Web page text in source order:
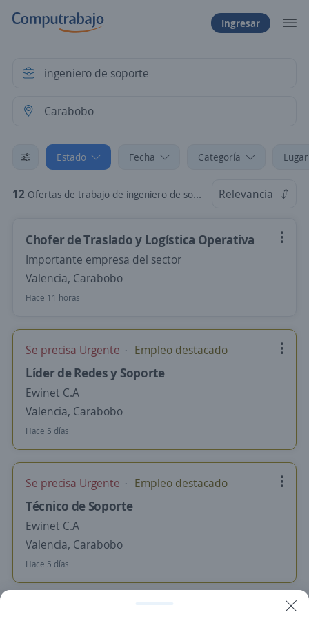
Ingresar
Estado Fecha Categoría
12 Ofertas de trabajo de ingeniero de soporte en Carabobo Relevancia
Chofer de Traslado y Logística Operativa
Importante empresa del sector
Valencia, Carabobo
Hace 11 horas
Se precisa Urgente Empleo destacado
Líder de Redes y Soporte
Ewinet C.A
Valencia, Carabobo
Hace 5 días
Se precisa Urgente Empleo destacado
Técnico de Soporte
Ewinet C.A
Valencia, Carabobo
Hace 5 días